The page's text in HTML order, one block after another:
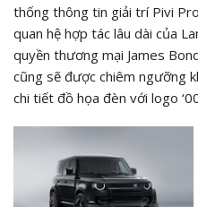
thống thông tin giải trí Pivi
quan hệ hợp tác lâu dài của
quyền thương mại James
cũng sẽ được chiêm ngưỡng
chi tiết đồ họa đèn với logo